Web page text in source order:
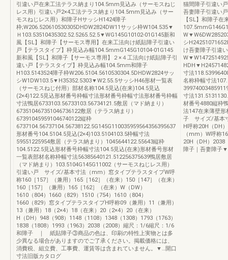
引違い戸在来工法テラス納まり104.5mm見込み（サーモスねじ
レス用）引違い戸2×4工法テラス納まり104.5mm見込み（サー
モスねじレス用）和障子HサッシH1424障子
枠;W206.520610530305DHDW2824DW11サッシ枠W104.535▼
Ｈ103.53510435302.52.5265.52.5▼WG145G10102-01G145新和
風【SL】和障子【サーモス専用】在来工法向け紙貼障子引違い
戸【テラスタイプ】枠見込み幅104.5mmG145G10104-01G145
新和風【SL】和障子【サーモス専用】２×４工法向け紙貼障子引
違い戸【テラスタイプ】枠見込み幅104.5mm和障子
H103.5143524障子枠W206.5104.5610530304.5DHDW2824サッ
シW1DW103.5▼H35352.5303▼W2.55.5サッシH46形材一覧表
（サーモスねじ付用）部材名称104.5見込(在来)104.5見込
(2×4)122.5見込形材番号枠幅寸法形材番号枠幅寸法形材番号枠幅
寸法鴨居6733103.56733103.56734121.5敷居（マド納まり）
673510467351046736122敷居（テラス納まり）
673910459591046740122縦枠
6737104.56737104.56738122.5G145G110035959564356395637
形材番号104.5104.5見込(2×4)103.5104103.5枠幅寸法
59551225954敷居（テラス納まり）1045644122.55643縦枠
104.5122.5見込形材番号枠幅寸法104.5見込(在来)形材番号形材
一覧表部材名称枠幅寸法56385640121.512256375639鴨居敷居
（マド納まり）103.5104G145G11002（サーモスねじレス用）
引違い戸 サイズ/基本寸法（mm）窓タイプテラスタイプW呼
称160［157］（兼用）165［162］（在来）150［147］（在来）
160［157］（兼用）165［162］（在来）W（DW）
1610（804）1660（829）1510（754）1610（804）
1660（829）窓タイプテラスタイプH呼称09（兼用）11（兼用）
13（兼用）18（2×4）18（在来）20（2×4）20（在来）
H（DH）948（908）1148（1108）1348（1308）1793（1763）
1838（1808）1993（1963）2038（2008）縮尺：1/6縮尺：1/6
和障子 ｜ 紙貼障子③商品の色は、印刷の特性上実物とは多
少異なる場合がありますのでご了承ください。掲載価格には、
消費税、組立費、工事費、運賃等は含まれていません。▼…開口
寸法旧版カタログ
猫間障子引違い
吾妻障子引違い
【SL】和障子在
シ
け吾妻障子引違
寸法
名称枠幅寸法
寸法
材番号4880縦枠
法147在来薄壁形
子 サイズ/基本
H呼称20H（DH
（mm）W呼称
20H（DH）
障子｜吾妻障子